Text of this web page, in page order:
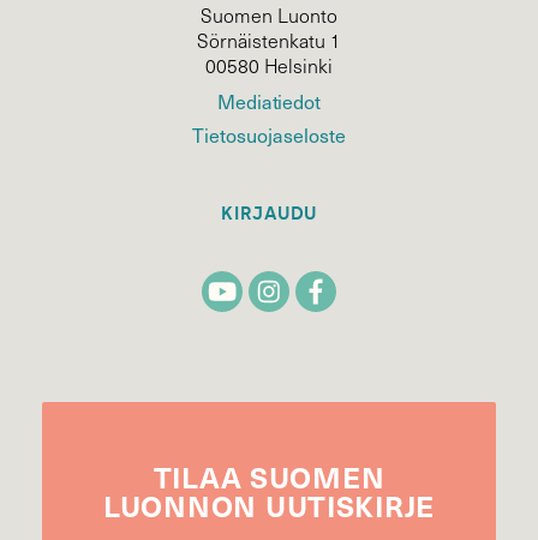
Suomen Luonto
Sörnäistenkatu 1
00580 Helsinki
Mediatiedot
Tietosuojaseloste
KIRJAUDU
TILAA SUOMEN
LUONNON UUTIS­KIRJE